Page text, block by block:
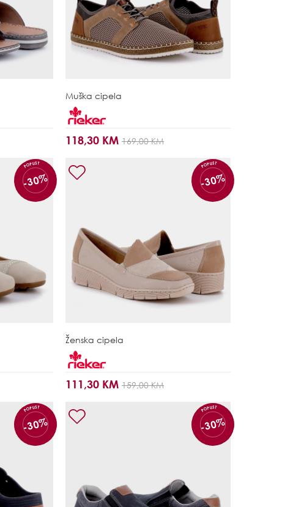
Muška cipela
118,30 KM 169,00 KM
POPUST
-30%
POPUST
-30%
Ženska cipela
111,30 KM 159,00 KM
POPUST
-30%
POPUST
-30%